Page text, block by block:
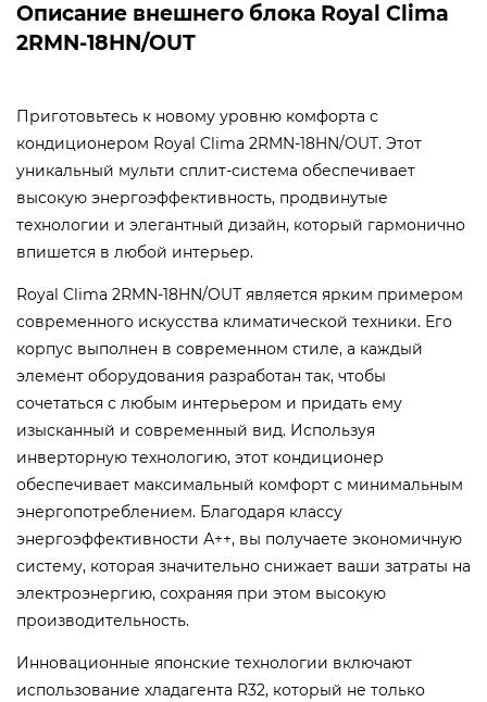
Описание внешнего блока Royal Clima
2RMN-18HN/OUT
Приготовьтесь к новому уровню комфорта с
кондиционером Royal Clima 2RMN-18HN/OUT. Этот
уникальный мульти сплит-система обеспечивает
высокую энергоэффективность, продвинутые
технологии и элегантный дизайн, который гармонично
впишется в любой интерьер.
Royal Clima 2RMN-18HN/OUT является ярким примером
современного искусства климатической техники. Его
корпус выполнен в современном стиле, а каждый
элемент оборудования разработан так, чтобы
сочетаться с любым интерьером и придать ему
изысканный и современный вид. Используя
инверторную технологию, этот кондиционер
обеспечивает максимальный комфорт с минимальным
энергопотреблением. Благодаря классу
энергоэффективности А++, вы получаете экономичную
систему, которая значительно снижает ваши затраты на
электроэнергию, сохраняя при этом высокую
производительность.
Инновационные японские технологии включают
использование хладагента R32, который не только